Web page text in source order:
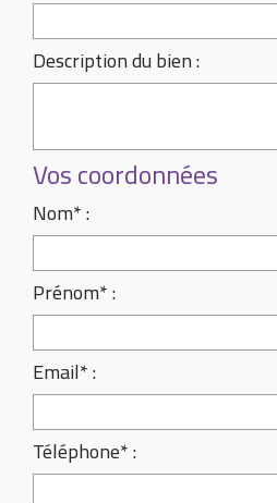
Description du bien :
Vos coordonnées
Nom* :
Prénom* :
Email* :
Téléphone* :